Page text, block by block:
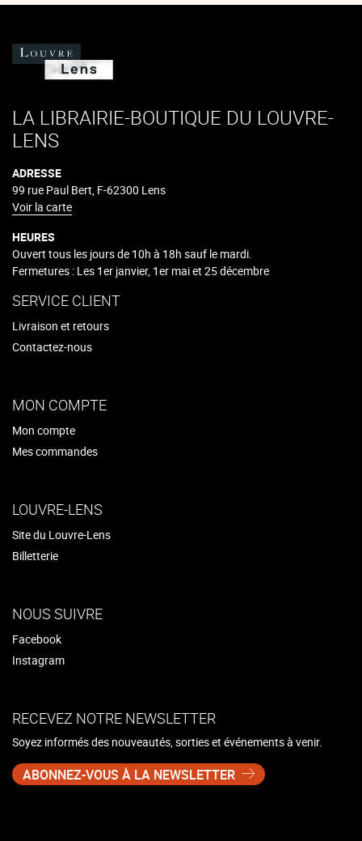
LA LIBRAIRIE-BOUTIQUE DU LOUVRE-
LENS
ADRESSE
99 rue Paul Bert, F-62300 Lens
Voir la carte
HEURES
Ouvert tous les jours de 10h à 18h sauf le mardi.
Fermetures : Les 1er janvier, 1er mai et 25 décembre
SERVICE CLIENT
Livraison et retours
Contactez-nous
MON COMPTE
Mon compte
Mes commandes
LOUVRE-LENS
Site du Louvre-Lens
Billetterie
NOUS SUIVRE
Facebook
Instagram
RECEVEZ NOTRE NEWSLETTER
Soyez informés des nouveautés, sorties et événements à venir.
ABONNEZ-VOUS À LA NEWSLETTER